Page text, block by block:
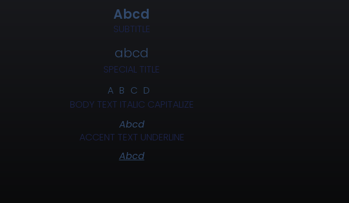
Abcd
SUBTITLE
abcd
SPECIAL TITLE
ABCD
BODY TEXT ITALIC CAPITALIZE
Abcd
ACCENT TEXT UNDERLINE
Abcd